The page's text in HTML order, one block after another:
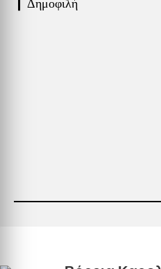
❙ Δημοφιλή